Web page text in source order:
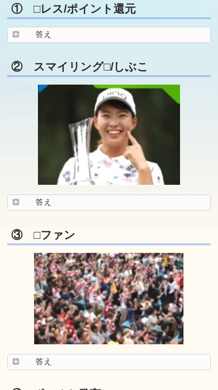
① □レス/ポイント還元
答え
② スマイリング□/しぶこ
答え
③ □ファン
答え